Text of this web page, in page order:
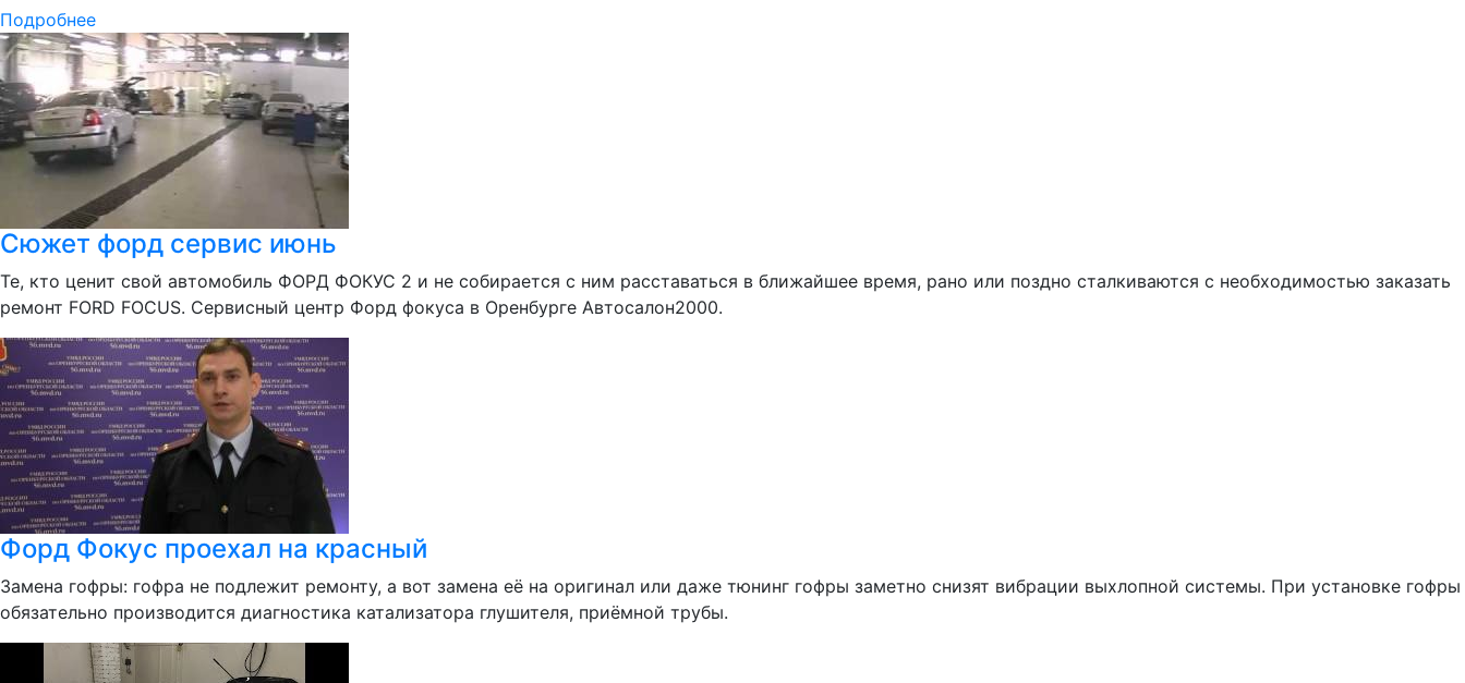
Подробнее
Сюжет форд сервис июнь
Те, кто ценит свой автомобиль ФОРД ФОКУС 2 и не собирается с ним расставаться в ближайшее время, рано или поздно сталкиваются с необходимостью заказать
ремонт FORD FOCUS. Сервисный центр Форд фокуса в Оренбурге Автосалон2000.
Форд Фокус проехал на красный
Замена гофры: гофра не подлежит ремонту, а вот замена её на оригинал или даже тюнинг гофры заметно снизят вибрации выхлопной системы. При установке гофры
обязательно производится диагностика катализатора глушителя, приёмной трубы.